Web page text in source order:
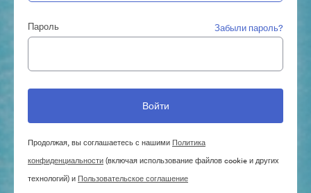
Пароль Забыли пароль?
Продолжая, вы соглашаетесь с нашими Политика
конфиденциальности(включая использование файлов cookie и других
технологий) и Пользовательское соглашение